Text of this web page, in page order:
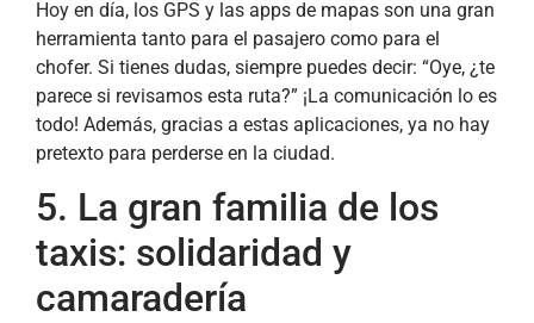
Hoy en día, los GPS y las apps de mapas son una gran
herramienta tanto para el pasajero como para el
chofer. Si tienes dudas, siempre puedes decir: “Oye, ¿te
parece si revisamos esta ruta?” ¡La comunicación lo es
todo! Además, gracias a estas aplicaciones, ya no hay
pretexto para perderse en la ciudad.
5. La gran familia de los
taxis: solidaridad y
camaradería